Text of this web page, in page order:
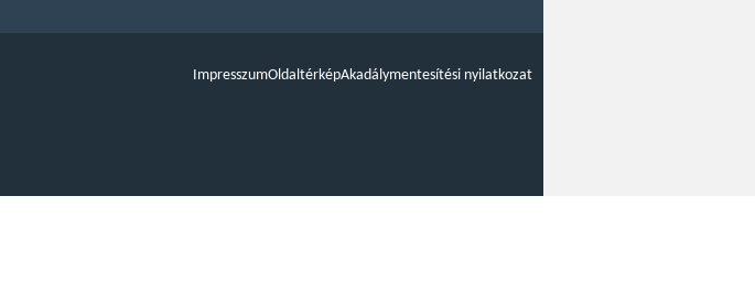
ImpresszumOldaltérképAkadálymentesítési nyilatkozat